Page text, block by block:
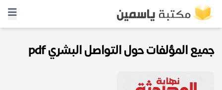
جميع المؤلفات حول التواصل البشري pdf